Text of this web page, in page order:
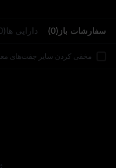
سفارشات باز(0) دارایی‌ ها(0)
مخفی کردن سایر جفت‌های